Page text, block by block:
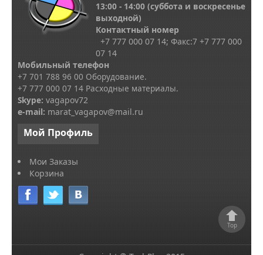
13:00 - 14:00 (суббота и воскресенье
выходной)
Контактный номер
+7 777 000 07 14; Факс:7 +7 777 000
07 14
Мобильный телефон
+7 701 788 96 00 Оборудование.
+7 777 000 07 14 Расходные материалы.
Skype: vagapov72
e-mail: marat_vagapov@mail.ru
Мой Профиль
Мои Заказы
Корзина
Top